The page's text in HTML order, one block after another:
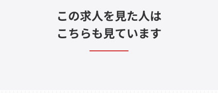
この求人を見た人は
こちらも見ています